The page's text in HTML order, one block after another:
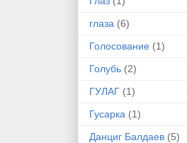
глаза (6)
Голосование (1)
Голубь (2)
ГУЛАГ (1)
Гусарка (1)
Данциг Балдаев (5)